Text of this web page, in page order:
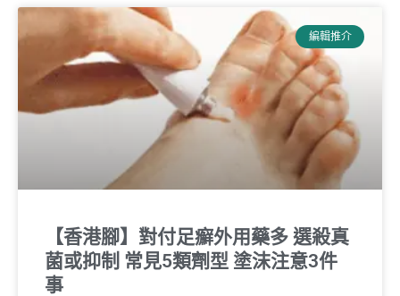
編輯推介
【香港腳】對付足癬外用藥多 選殺真
菌或抑制 常見5類劑型 塗沫注意3件
事